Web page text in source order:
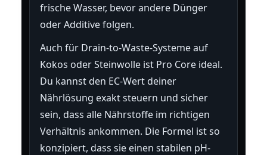
frische Wasser, bevor andere Dünger
oder Additive folgen.
Auch für Drain-to-Waste-Systeme auf
Kokos oder Steinwolle ist Pro Core ideal.
Du kannst den EC-Wert deiner
Nährlösung exakt steuern und sicher
sein, dass alle Nährstoffe im richtigen
Verhältnis ankommen. Die Formel ist so
konzipiert, dass sie einen stabilen pH-